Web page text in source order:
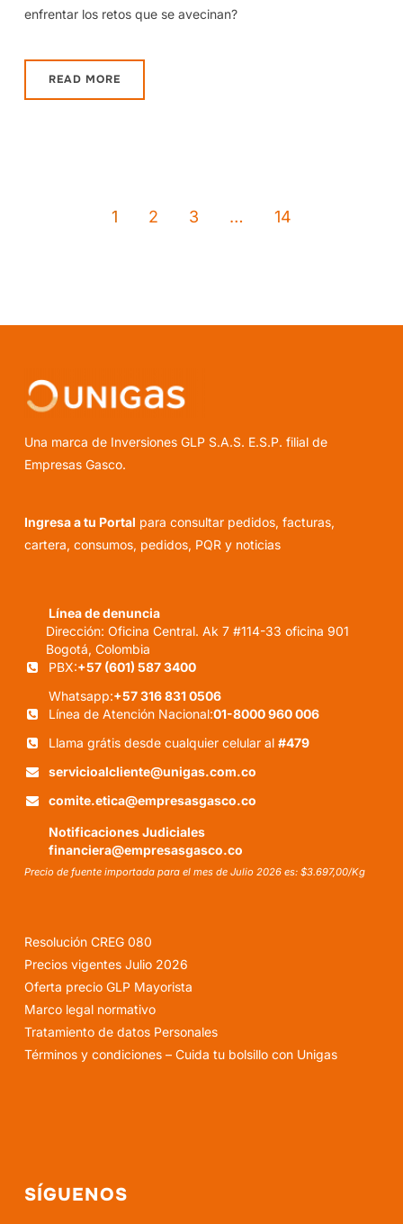
enfrentar los retos que se avecinan?
READ MORE
1 2 3 … 14
Una marca de Inversiones GLP S.A.S. E.S.P. filial de
Empresas Gasco.
Ingresa a tu Portal para consultar pedidos, facturas,
cartera, consumos, pedidos, PQR y noticias
Línea de denuncia
Dirección: Oficina Central. Ak 7 #114-33 oficina 901
Bogotá, Colombia
PBX:+57 (601) 587 3400
Whatsapp:+57 316 831 0506
Línea de Atención Nacional:01-8000 960 006
Llama grátis desde cualquier celular al#479
servicioalcliente@unigas.com.co
comite.etica@empresasgasco.co
Notificaciones Judiciales
financiera@empresasgasco.co
Precio de fuente importada para el mes de Julio 2026 es: $3.697,00/Kg
Resolución CREG 080
Precios vigentes Julio 2026
Oferta precio GLP Mayorista
Marco legal normativo
Tratamiento de datos Personales
Términos y condiciones – Cuida tu bolsillo con Unigas
SÍGUENOS